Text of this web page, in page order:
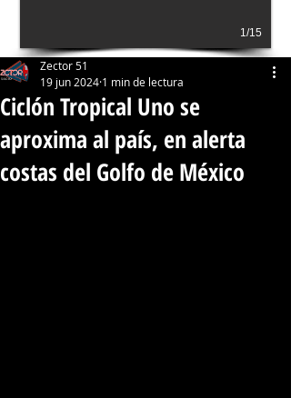
1/15
Ciclón Tropical Uno se
aproxima al país, en alerta
costas del Golfo de México
Zector 51
19 jun 2024 1 min de lectura